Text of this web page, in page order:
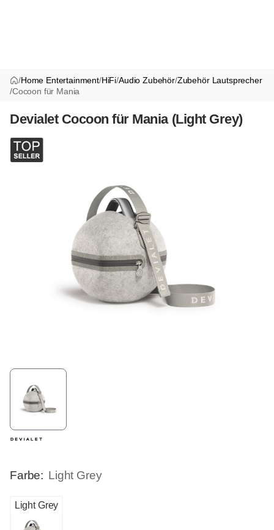
/Home Entertainment/HiFi/Audio Zubehör/Zubehör Lautsprecher
/Cocoon für Mania
Devialet Cocoon für Mania (Light Grey)
Farbe: Light Grey
Light Grey